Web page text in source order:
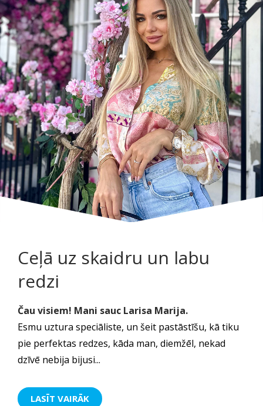
Ceļā uz skaidru un labu
redzi
Čau visiem! Mani sauc Larisa Marija.
Esmu uztura speciāliste, un šeit pastāstīšu, kā tiku
pie perfektas redzes, kāda man, diemžēl, nekad
dzīvē nebija bijusi...
LASĪT VAIRĀK